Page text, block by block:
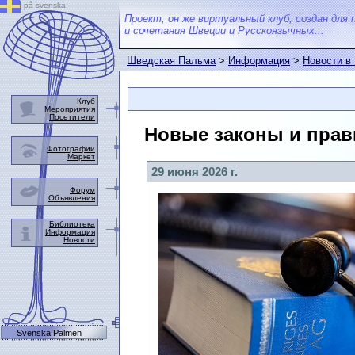
Проект, он же виртуальный клуб, создан для
и сочетания Швеции и Русскоязычных...
Шведская Пальма>Информация>Новости
Новые законы и
29 июня 2026 г.
på svenska
Клуб
Мероприятия
Посетители
Фотографии
Маркет
Форум
Объявления
Библиотека
Информация
Новости
Svenska Palmen